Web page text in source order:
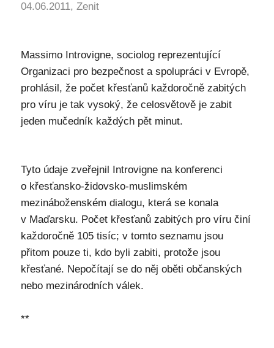
04.06.2011, Zenit
Massimo Introvigne, sociolog reprezentující
Organizaci pro bezpečnost a spolupráci v Evropě,
prohlásil, že počet křesťanů každoročně zabitých
pro víru je tak vysoký, že celosvětově je zabit
jeden mučedník každých pět minut.
Tyto údaje zveřejnil Introvigne na konferenci
o křesťansko-židovsko-muslimském
mezináboženském dialogu, která se konala
v Maďarsku. Počet křesťanů zabitých pro víru činí
každoročně 105 tisíc; v tomto seznamu jsou
přitom pouze ti, kdo byli zabiti, protože jsou
křesťané. Nepočítají se do něj oběti občanských
nebo mezinárodních válek.
**